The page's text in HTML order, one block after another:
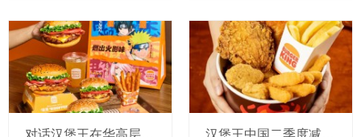
对话汉堡王在华高层：再挖来两位中国餐饮老将，寻找潜在合作伙伴谈判进展顺利 汉堡王中国二季度减少100家店，全球CEO说刚注资超2亿，在华系统销售额增至12亿，要以紧迫感寻找新操盘手